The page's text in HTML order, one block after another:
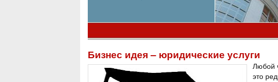
Бизнес идея – юридические услуги
Любой
это